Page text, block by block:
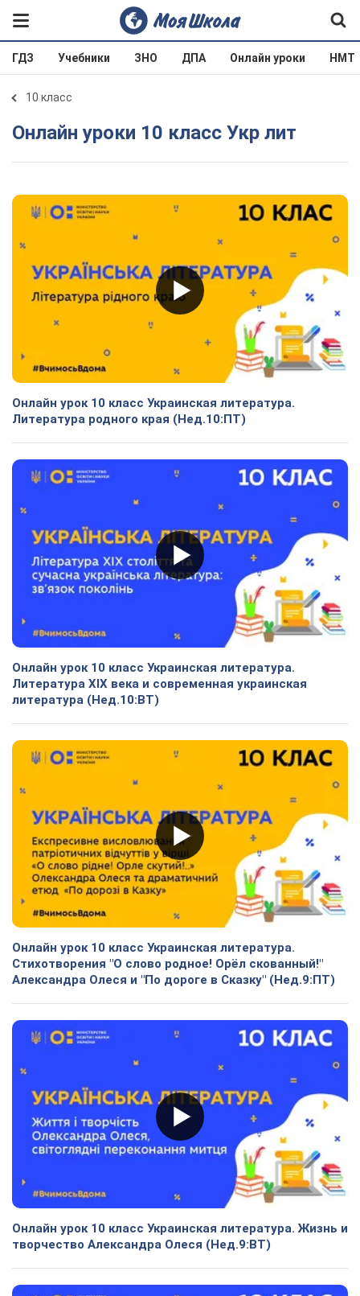
ГДЗ Учебники ЗНО ДПА Онлайн уроки НМТ
10 класс
Онлайн уроки 10 класс Укр лит
Онлайн урок 10 класс Украинская литература.
Литература родного края (Нед.10:ПТ)
Онлайн урок 10 класс Украинская литература.
Литература XIX века и современная украинская
литература (Нед.10:ВТ)
Онлайн урок 10 класс Украинская литература.
Стихотворения "О слово родное! Орёл скованный!"
Александра Олеся и "По дороге в Сказку" (Нед.9:ПТ)
Онлайн урок 10 класс Украинская литература. Жизнь и
творчество Александра Олеся (Нед.9:ВТ)